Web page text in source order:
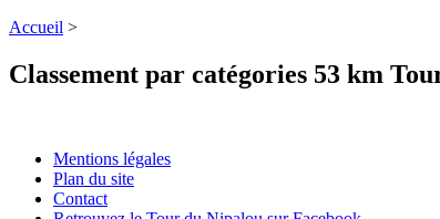
Accueil >
Classement par catégories 53 km
Mentions légales
Plan du site
Contact